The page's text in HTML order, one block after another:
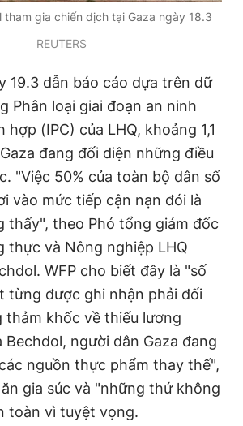
tham gia chiến dịch tại Gaza ngày 18.3
REUTERS
19.3 dẫn báo cáo dựa trên dữ
Phân loại giai đoạn an ninh
(IPC) của LHQ, khoảng 1,1
đang đối diện những điều
"Việc 50% của toàn bộ dân số
vào mức tiếp cận nạn đói là
thấy", theo Phó tổng giám đốc
thực và Nông nghiệp LHQ
WFP cho biết đây là "số
từng được ghi nhận phải đối
thảm khốc về thiếu lương
người dân Gaza đang
nguồn thực phẩm thay thế",
gia súc và "những thứ không
toàn vì tuyệt vọng.